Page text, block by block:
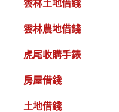
雲林土地借錢
雲林農地借錢
虎尾收購手錶
房屋借錢
土地借錢